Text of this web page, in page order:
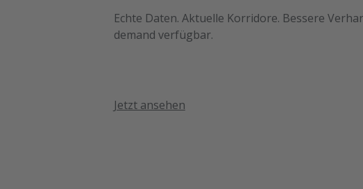
Echte Daten. Aktuelle Korridore. Bessere
demand verfügbar.
Jetzt ansehen